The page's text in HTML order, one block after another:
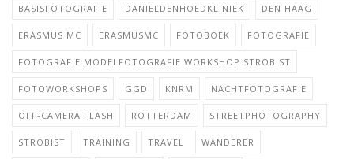
BASISFOTOGRAFIE DANIELDENHOEDKLINIEK DEN HAAG
ERASMUS MC ERASMUSMC FOTOBOEK FOTOGRAFIE
FOTOGRAFIE MODELFOTOGRAFIE WORKSHOP STROBIST
FOTOWORKSHOPS GGD KNRM NACHTFOTOGRAFIE
OFF-CAMERA FLASH ROTTERDAM STREETPHOTOGRAPHY
STROBIST TRAINING TRAVEL WANDERER